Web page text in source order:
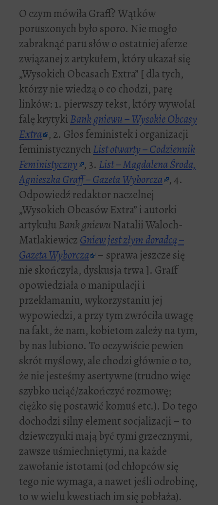
O czym mówiła Graff? Wątków
poruszonych było sporo. Nie mogło
zabraknąć paru słów o ostatniej aferze
związanej z artykułem, który ukazał się
„Wysokich Obcasach Extra” [ dla tych,
którzy nie wiedzą o co chodzi, parę
linków: 1. pierwszy tekst, który wywołał
falę krytykiBank gniewu – Wysokie Obcasy
Extra , 2. Głos feministek i organizacji
feministycznychList otwarty – Codziennik
Feministyczny , 3. List – Magdalena Środa,
Agnieszka Graff – Gazeta Wyborcza , 4.
Odpowiedź redaktor naczelnej
„Wysokich Obcasów Extra” i autorki
artykułuBank gniewuNatalii Waloch-
MatlakiewiczGniew jest złym doradcą –
Gazeta Wyborcza
– sprawa jeszcze się
nie skończyła, dyskusja trwa ]. Graff
opowiedziała o manipulacji i
przekłamaniu, wykorzystaniu jej
wypowiedzi, a przy tym zwróciła uwagę
na fakt, że nam, kobietom zależy na tym,
by nas lubiono. To oczywiście pewien
skrót myślowy, ale chodzi głównie o to,
że nie jesteśmy asertywne (trudno więc
szybko uciąć/zakończyć rozmowę;
ciężko się postawić komuś etc.). Do tego
dochodzi silny element socjalizacji – to
dziewczynki mają być tymi grzecznymi,
zawsze uśmiechniętymi, na każde
zawołanie istotami (od chłopców się
tego nie wymaga, a nawet jeśli odrobinę,
to w wielu kwestiach im się pobłaża).